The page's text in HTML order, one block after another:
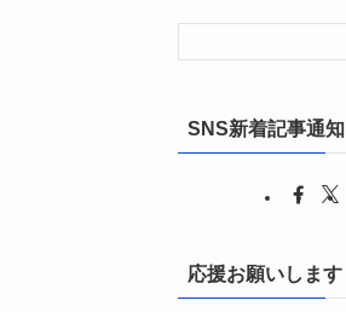
SNS新着記事通知
応援お願いします